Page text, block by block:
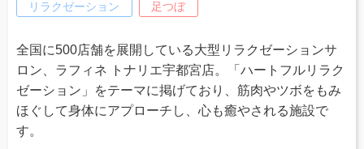
リラクゼーション 足つぼ
全国に500店舗を展開している大型リラクゼーションサ
ロン、ラフィネ トナリエ宇都宮店。「ハートフルリラク
ゼーション」をテーマに掲げており、筋肉やツボをもみ
ほぐして身体にアプローチし、心も癒やされる施設で
す。